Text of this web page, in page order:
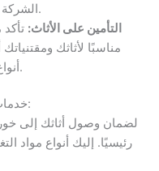
الشركة التي تقدم أفضل قيمة مقابل المال.
التأمين على الأثاث:
مناسبًا لأثاثك
أنواع التأمين المتوفرة وشروط تغطيتها.
خدمات تغليف الأثاث المتوفرة في خورفكان:
لضمان وصول أثاثك إلى
رئيسيًا. إليك أنواع مواد